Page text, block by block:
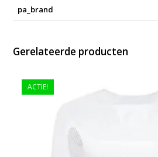
pa_brand
Gerelateerde producten
ACTIE!